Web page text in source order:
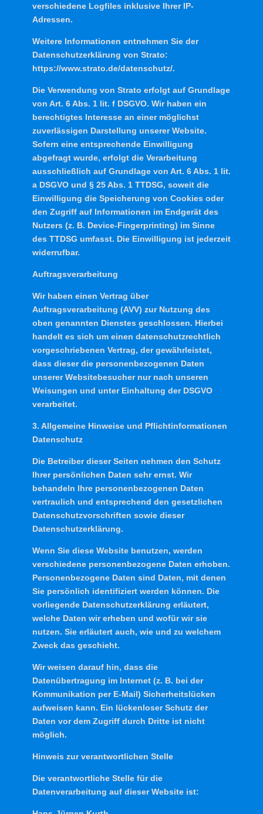
verschiedene Logfiles inklusive Ihrer IP-
Adressen.
Weitere Informationen entnehmen Sie der
Datenschutzerklärung von Strato:
https://www.strato.de/datenschutz/.
Die Verwendung von Strato erfolgt auf Grundlage
von Art. 6 Abs. 1 lit. f DSGVO. Wir haben ein
berechtigtes Interesse an einer möglichst
zuverlässigen Darstellung unserer Website.
Sofern eine entsprechende Einwilligung
abgefragt wurde, erfolgt die Verarbeitung
ausschließlich auf Grundlage von Art. 6 Abs. 1 lit.
a DSGVO und § 25 Abs. 1 TTDSG, soweit die
Einwilligung die Speicherung von Cookies oder
den Zugriff auf Informationen im Endgerät des
Nutzers (z. B. Device-Fingerprinting) im Sinne
des TTDSG umfasst. Die Einwilligung ist jederzeit
widerrufbar.
Auftragsverarbeitung
Wir haben einen Vertrag über
Auftragsverarbeitung (AVV) zur Nutzung des
oben genannten Dienstes geschlossen. Hierbei
handelt es sich um einen datenschutzrechtlich
vorgeschriebenen Vertrag, der gewährleistet,
dass dieser die personenbezogenen Daten
unserer Websitebesucher nur nach unseren
Weisungen und unter Einhaltung der DSGVO
verarbeitet.
3. Allgemeine Hinweise und Pflicht­informationen
Datenschutz
Die Betreiber dieser Seiten nehmen den Schutz
Ihrer persönlichen Daten sehr ernst. Wir
behandeln Ihre personenbezogenen Daten
vertraulich und entsprechend den gesetzlichen
Datenschutzvorschriften sowie dieser
Datenschutzerklärung.
Wenn Sie diese Website benutzen, werden
verschiedene personenbezogene Daten erhoben.
Personenbezogene Daten sind Daten, mit denen
Sie persönlich identifiziert werden können. Die
vorliegende Datenschutzerklärung erläutert,
welche Daten wir erheben und wofür wir sie
nutzen. Sie erläutert auch, wie und zu welchem
Zweck das geschieht.
Wir weisen darauf hin, dass die
Datenübertragung im Internet (z. B. bei der
Kommunikation per E-Mail) Sicherheitslücken
aufweisen kann. Ein lückenloser Schutz der
Daten vor dem Zugriff durch Dritte ist nicht
möglich.
Hinweis zur verantwortlichen Stelle
Die verantwortliche Stelle für die
Datenverarbeitung auf dieser Website ist: